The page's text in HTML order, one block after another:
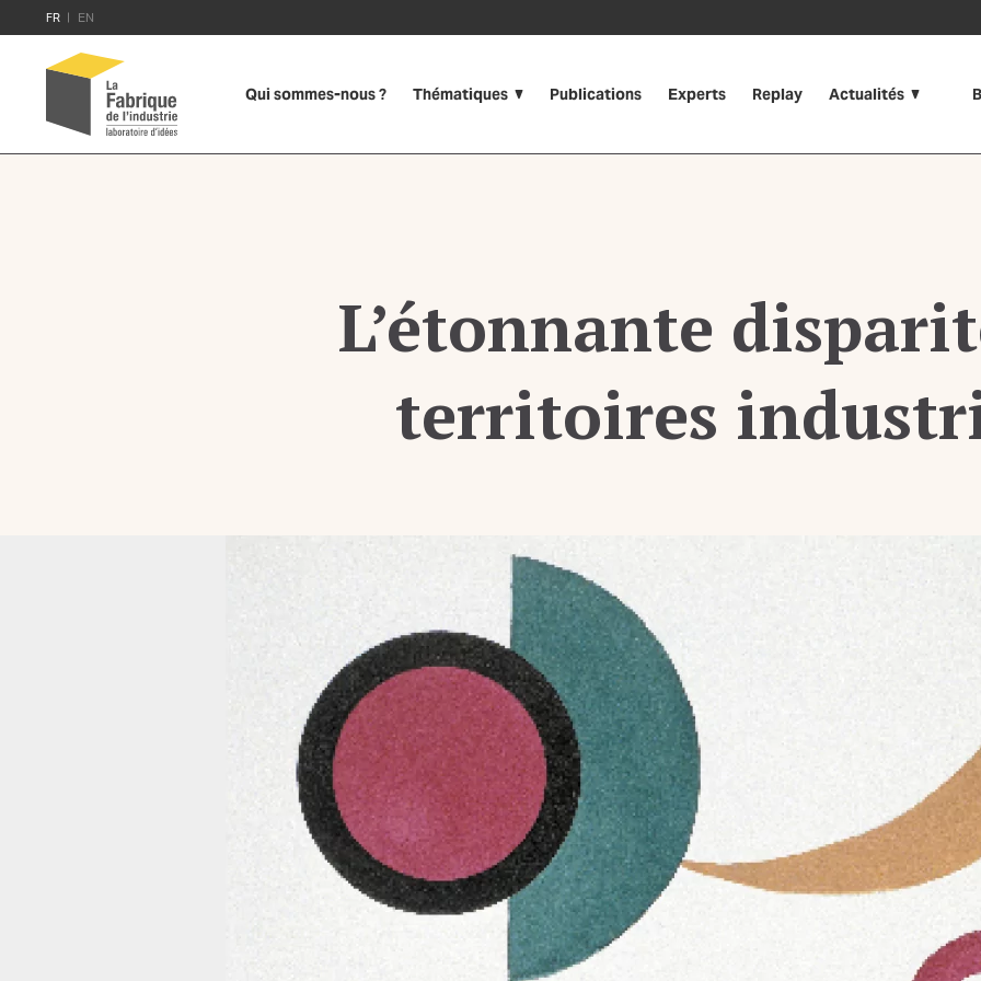
FR EN
Qui sommes-nous ? Thématiques Publications Experts Replay Actualités
L’étonnante
territoires